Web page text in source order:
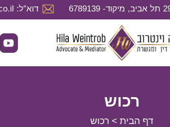
דוא”ל: hila@hilaweintrob.co.il
רכוש
דף הבית > רכוש